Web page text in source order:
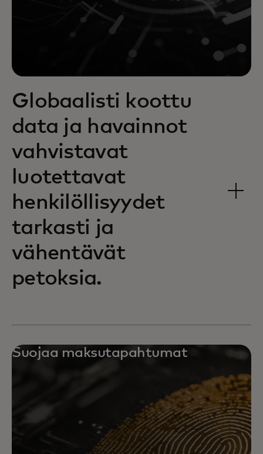
Globaalisti koottu
data ja havainnot
vahvistavat
luotettavat
henkilöllisyydet
tarkasti ja
vähentävät
petoksia.
Suojaa maksutapahtumat